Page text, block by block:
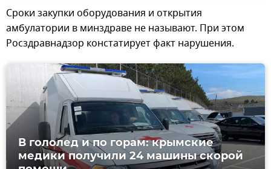
Сроки закупки оборудования и открытия
амбулатории в минздраве не называют. При этом
Росздравнадзор констатирует факт нарушения.
В гололед и по горам: крымские
медики получили 24 машины скорой